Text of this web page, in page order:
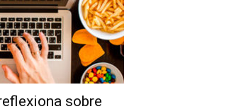
sobre